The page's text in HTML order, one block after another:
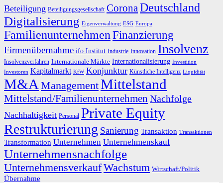
Beteiligung Beteiligungsgesellschaft CoronaDeutschland
Digitalisierung Eigenverwaltung ESG Europa
Familienunternehmen Finanzierung
Firmenübernahme ifo Institut Industrie Innovation Insolvenz
Insolvenzverfahren Internationale Märkte Internationalisierung Investition
Investoren Kapitalmarkt KfW Konjunktur Künstliche Intelligenz Liquidität
M&A ManagementMittelstand
Mittelstand/Familienunternehmen Nachfolge
Nachhaltigkeit Personal Private Equity
Restrukturierung Sanierung Transaktion Transaktionen
Transformation Unternehmen Unternehmenskauf
Unternehmensnachfolge
UnternehmensverkaufWachstum Wirtschaft/Politik
Übernahme